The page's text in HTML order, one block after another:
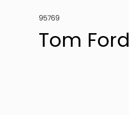
95769
Tom Ford